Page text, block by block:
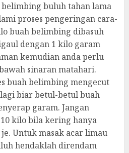
buluh tahan lama
proses pengeringan cara-
buah belimbing dibasuh
dengan 1 kilo garam
kemudian anda perlu
sinaran matahari.
buah belimbing mengecut
biar betul-betul buah
garam. Jangan
kilo bila kering hanya
Untuk masak acar limau
hendaklah direndam